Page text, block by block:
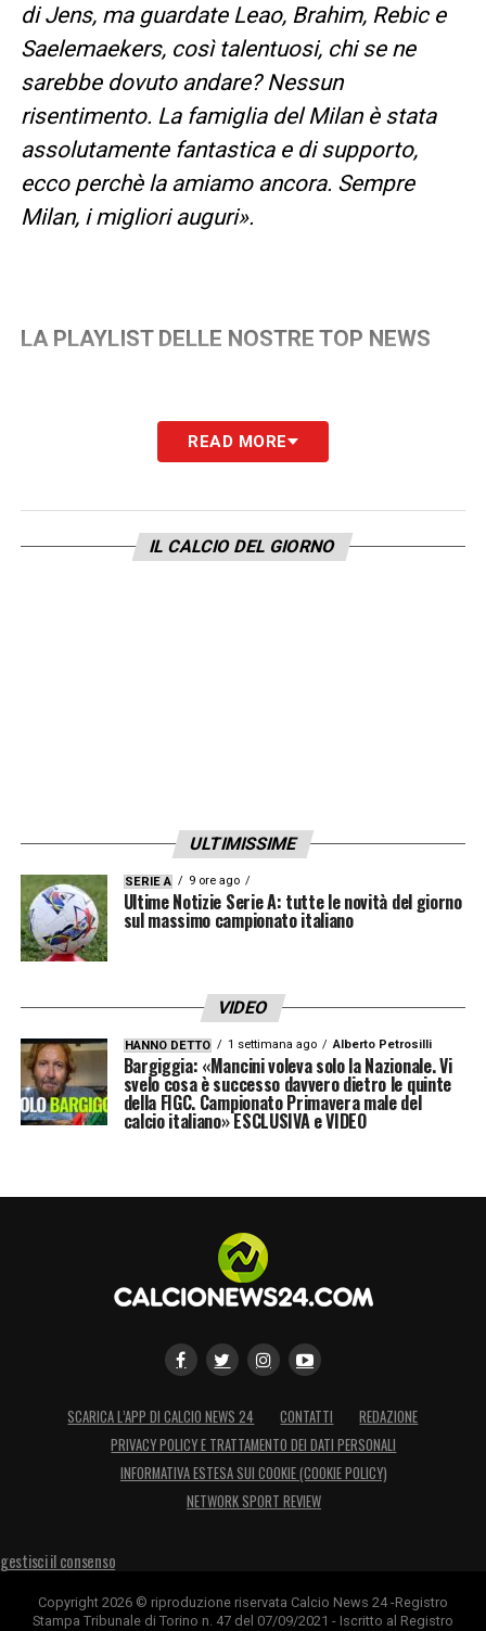
di Jens, ma guardate Leao, Brahim, Rebic e
Saelemaekers, così talentuosi, chi se ne
sarebbe dovuto andare? Nessun
risentimento. La famiglia del Milan è stata
assolutamente fantastica e di supporto,
ecco perchè la amiamo ancora. Sempre
Milan, i migliori auguri».
LA PLAYLIST DELLE NOSTRE TOP NEWS
READ MORE
IL CALCIO DEL GIORNO
ULTIMISSIME
SERIE A 9 ore ago
Ultime Notizie Serie A: tutte le novità del giorno
sul massimo campionato italiano
VIDEO
HANNO DETTO 1 settimana ago Alberto Petrosilli
Bargiggia: «Mancini voleva solo la Nazionale. Vi
svelo cosa è successo davvero dietro le quinte
della FIGC. Campionato Primavera male del
calcio italiano» ESCLUSIVA e VIDEO
SCARICA L’APP DI CALCIO NEWS 24 CONTATTI
REDAZIONE
PRIVACY POLICY E TRATTAMENTO DEI DATI PERSONALI
INFORMATIVA ESTESA SUI COOKIE (COOKIE POLICY)
NETWORK SPORT REVIEW
gestisci il consenso
Copyright 2026 © riproduzione riservata Calcio News 24 -Registro
Stampa Tribunale di Torino n. 47 del 07/09/2021 - Iscritto al Registro